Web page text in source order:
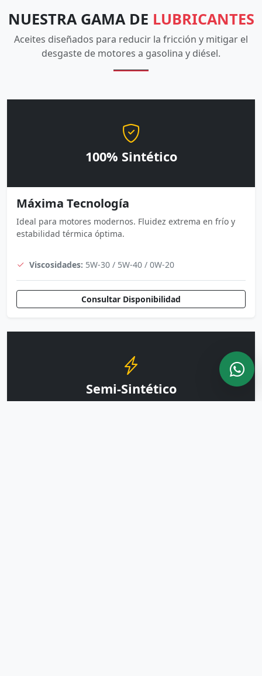
NUESTRA GAMA DE LUBRICANTES
Aceites diseñados para reducir la fricción y mitigar el
desgaste de motores a gasolina y diésel.
100% Sintético
Máxima Tecnología
Ideal para motores modernos. Fluidez extrema en frío y
estabilidad térmica óptima.
Viscosidades: 5W-30 / 5W-40 / 0W-20
Consultar Disponibilidad
Semi-Sintético